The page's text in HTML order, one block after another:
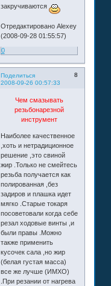
закручиваются
Отредактировано Alexey
(2008-09-28 01:55:57)
0
Поделиться
8
2008-09-26 00:57:33
Чем смазывать
резьбонарезной
инструмент
Наиболее качественное
,хоть и нетрадиционное
решение ,это свиной
жир .Только не смейтесь
резьба получается как
полированная ,без
задиров и плашка идет
мягко .Старые токаря
посоветовали когда себе
резал ходовые винты ,и
были правы .Можно
также применить
кусочек сала ,но жир
(белая густая масса)
все же лучше (ИМХО)
.При резании от нагрева